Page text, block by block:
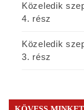
Közeledik
4. rész
Közeledik
3. rész